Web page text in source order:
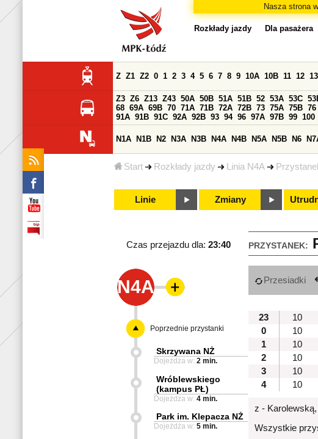
Nasza strona
Start Rozkłady jazdy Linia N4A
Rozkłady jazdy Dla pasażera
Z Z1 Z2 0 1 2 3 4 5 6 7 8 9 10A 10B 11 12 13
Z3 Z6 Z13 Z43 50A 50B 51A 51B 52 53A 53C
68 69A 69B 70 71A 71B 72A 72B 73 75A 75B 76
91A 91B 91C 92A 92B 93 94 96 97A 97B 99 100
N1A N1B N2 N3A N3B N4A N4B N5A N5B N6
Linie Zmiany
PRZYSTANEK:
Czas przejazdu dla: 23:40
N4A Przesiadki
23
10
0
10
1
10
2
10
3
10
4
10
z -
Wszystkie
Poprzednie przystanki
Skrzywana NŻ
Dojeżdża w: 2 min.
Wróblewskiego
(kampus PŁ)
Dojeżdża w: 4 min.
Park im. Klepacza NŻ
Dojeżdża w: 5 min.